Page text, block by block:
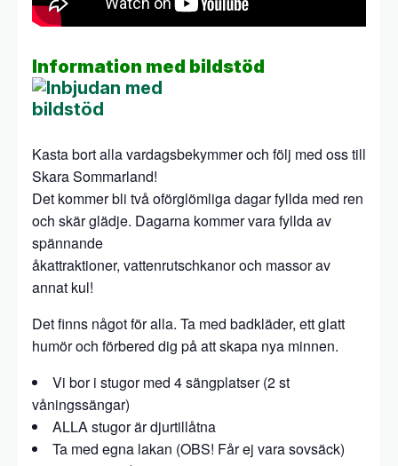
Information med bildstöd
Kasta bort alla vardagsbekymmer och följ med oss till
Skara Sommarland!
Det kommer bli två oförglömliga dagar fyllda med ren
och skär glädje. Dagarna kommer vara fyllda av
spännande
åkattraktioner, vattenrutschkanor och massor av
annat kul!
Det finns något för alla. Ta med badkläder, ett glatt
humör och förbered dig på att skapa nya minnen.
Vi bor i stugor med 4 sängplatser (2 st
våningssängar)
ALLA stugor är djurtillåtna
Ta med egna lakan (OBS! Får ej vara sovsäck)